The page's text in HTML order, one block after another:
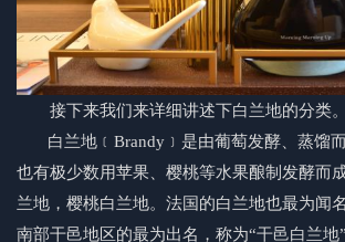
接下来我们来详细讲述下白兰地的分类。
白兰地 ﹝Brandy﹞是由葡萄发酵、蒸馏
也有极少数用苹果、樱桃等水果酿制发酵而
兰地 ，樱桃白兰地。法国的白兰地也最为闻
南部干邑地区的最为出名，称为“干邑白兰地